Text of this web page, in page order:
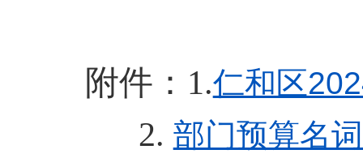
附件： 1.仁和区
2. 部门预算名